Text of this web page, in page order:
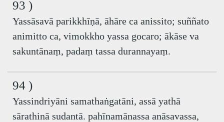
93 )
Yassāsavā parikkhīṇā, āhāre ca anissito; suññato
animitto ca, vimokkho yassa gocaro; ākāse va
sakuntānaṃ, padaṃ tassa durannayaṃ.
94 )
Yassindriyāni samathaṅgatāni, assā yathā
sārathinā sudantā. pahīnamānassa anāsavassa,